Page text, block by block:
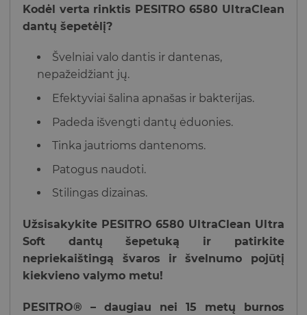
Kodėl verta rinktis PESITRO 6580 UltraClean
dantų šepetėlį?
Švelniai valo dantis ir dantenas,
nepažeidžiant jų.
Efektyviai šalina apnašas ir bakterijas.
Padeda išvengti dantų ėduonies.
Tinka jautrioms dantenoms.
Patogus naudoti.
Stilingas dizainas.
Užsisakykite PESITRO 6580 UltraClean Ultra
Soft dantų šepetuką ir patirkite
nepriekaištingą švaros ir švelnumo pojūtį
kiekvieno valymo metu!
PESITRO® – daugiau nei 15 metų burnos